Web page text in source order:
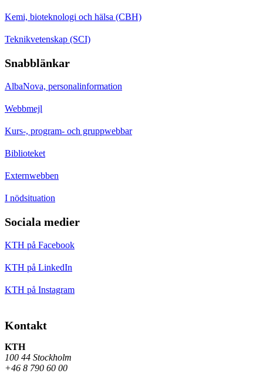
Kemi, bioteknologi och hälsa (CBH)
Teknikvetenskap (SCI)
Snabblänkar
AlbaNova, personalinformation
Webbmejl
Kurs-, program- och gruppwebbar
Biblioteket
Externwebben
I nödsituation
Sociala medier
KTH på Facebook
KTH på LinkedIn
KTH på Instagram
Kontakt
KTH
100 44 Stockholm
+46 8 790 60 00